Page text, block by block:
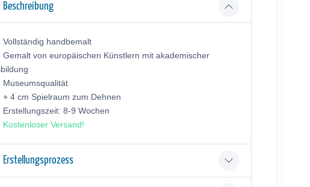
Beschreibung
Vollständig handbemalt
Gemalt von europäischen Künstlern mit akademischer
Museumsqualität
+ 4 cm Spielraum zum Dehnen
Erstellungszeit: 8-9 Wochen
Kostenloser Versand!
Erstellungsprozess